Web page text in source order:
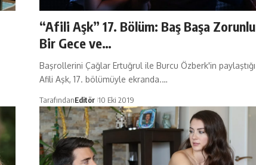
“Afili Aşk” 17. Bölüm: Baş Başa Zorunlu
Bir Gece ve…
Başrollerini Çağlar Ertuğrul ile Burcu Özberk'in paylaştığı
Afili Aşk, 17. bölümüyle ekranda.…
TarafındanEditör 10 Eki 2019